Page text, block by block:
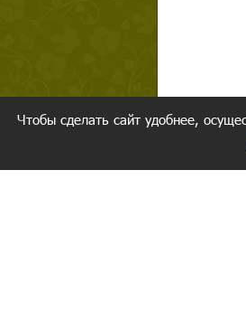
Чтобы сделать сайт удобнее,